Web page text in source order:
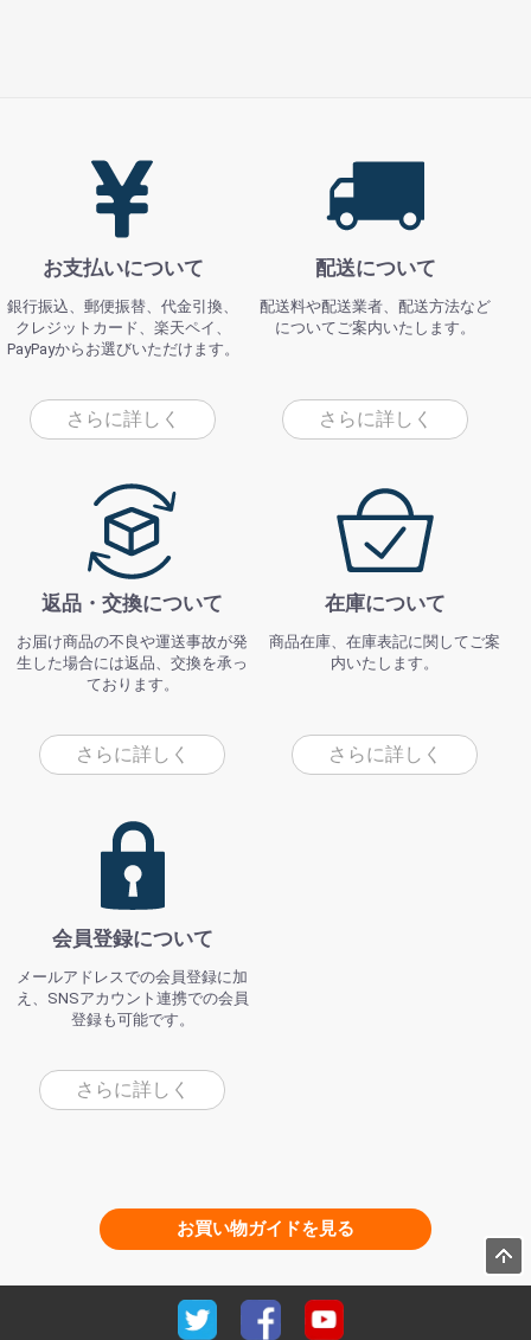
お支払いについて
銀行振込、郵便振替、代金引換、
クレジットカード、楽天ペイ、
PayPayからお選びいただけます。
さらに詳しく
配送について
配送料や配送業者、配送方法など
についてご案内いたします。
さらに詳しく
返品・交換について
お届け商品の不良や運送事故が発
生した場合には返品、交換を承っ
ております。
さらに詳しく
在庫について
商品在庫、在庫表記に関してご案
内いたします。
さらに詳しく
会員登録について
メールアドレスでの会員登録に加
え、SNSアカウント連携での会員
登録も可能です。
さらに詳しく
お買い物ガイドを見る